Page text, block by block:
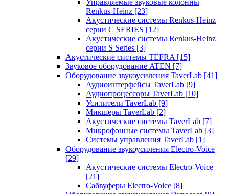
Управляемые звуковые колонны
Renkus-Heinz [23]
Акустические системы Renkus-Heinz
серии C SERIES [12]
Акустические системы Renkus-Heinz
серии S Series [3]
Акустические системы TEFRA [15]
Звуковое оборудование ATEN [7]
Оборудование звукоусиления TaverLab [41]
Аудиоинтерфейсы TaverLab [9]
Аудиопроцессоры TaverLab [10]
Усилители TaverLab [9]
Микшеры TaverLab [2]
Акустические системы TaverLab [7]
Микрофонные системы TaverLab [3]
Системы управления TaverLab [1]
Оборудование звукоусиления Electro-Voice
[29]
Акустические системы Electro-Voice
[21]
Сабвуферы Electro-Voice [8]